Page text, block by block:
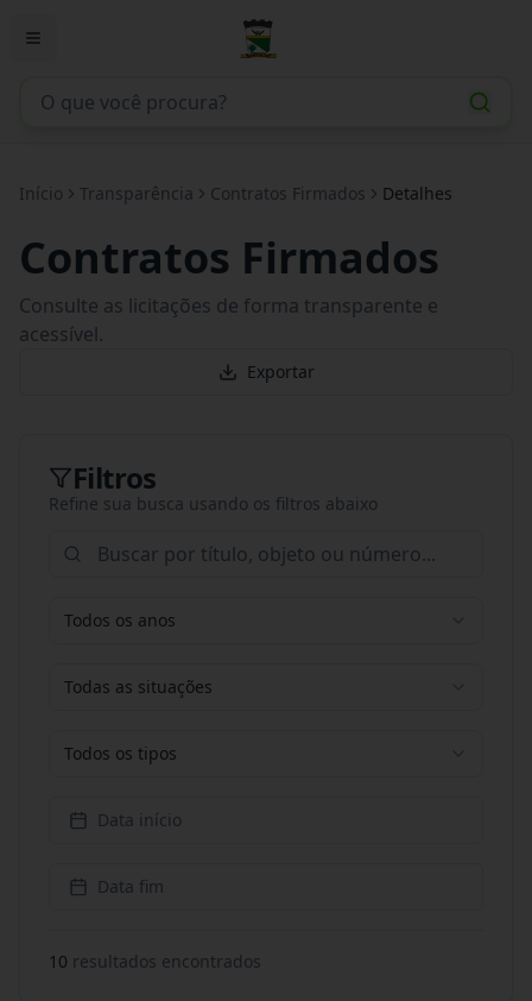
Início Transparência Contratos Firmados Detalhes
Contratos Firmados
Consulte as licitações de forma transparente e
acessível.
Exportar
Filtros
Refine sua busca usando os filtros abaixo
Todos os anos
Todas as situações
Todos os tipos
Data início
Data fim
10 resultados encontrados